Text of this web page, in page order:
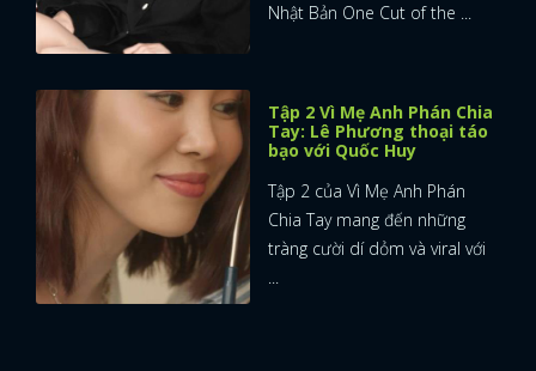
Nhật Bản One Cut of the ...
Tập 2 Vì Mẹ Anh Phán Chia
Tay: Lê Phương thoại táo
bạo với Quốc Huy
Tập 2 của Vì Mẹ Anh Phán
Chia Tay mang đến những
tràng cười dí dỏm và viral với
...